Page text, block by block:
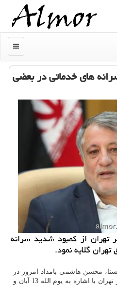
منو
های خدماتی در بعضی
از كمبود شدید سرانه
گلایه نمود.
محسن هاشمی بامداد امروز در
ابتدای جلسه علنی شورای شهر تهران با اشاره به یوم الله 13 آبان و